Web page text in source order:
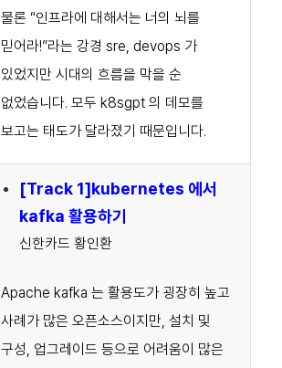
물론 “인프라에 대해서는 너의 뇌를
믿어라!”라는 강경 sre, devops 가
있었지만 시대의 흐름을 막을 순
없었습니다. 모두 k8sgpt 의 데모를
보고는 태도가 달라졌기 때문입니다.
[Track 1]kubernetes 에서
kafka 활용하기
신한카드 황인환
Apache kafka 는 활용도가 굉장히 높고
사례가 많은 오픈소스이지만, 설치 및
구성, 업그레이드 등으로 어려움이 많은